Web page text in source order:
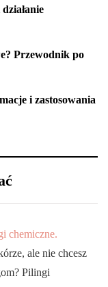
Przewodnik po
i zastosowania
chemiczne.
ale nie chcesz
Pilingi